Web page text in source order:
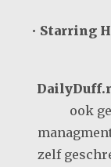
• Starring
ook
zelf